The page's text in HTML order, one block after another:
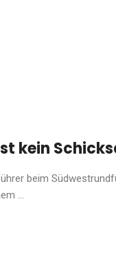
kein
beim
...